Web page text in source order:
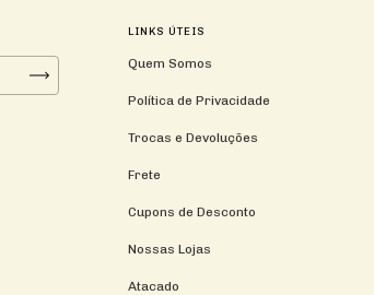
LINKS ÚTEIS
Quem Somos
Política de Privacidade
Trocas e Devoluções
Frete
Cupons de Desconto
Nossas Lojas
Atacado